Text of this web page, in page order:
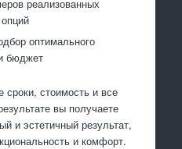
реализованных
оптимального
бюджет
сроки, стоимость и все
вы получаете
и эстетичный результат,
и комфорт.